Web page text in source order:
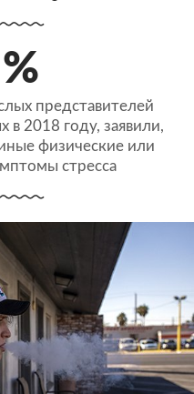
представителей
2018 году, заявили,
физические или
стресса